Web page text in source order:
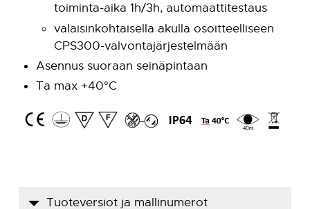
toiminta-aika 1h/3h, automaattitestaus
valaisinkohtaisella akulla osoitteelliseen
CPS300-valvontajärjestelmään
Asennus suoraan seinäpintaan
Ta max +40°C
Tuoteversiot ja mallinumerot